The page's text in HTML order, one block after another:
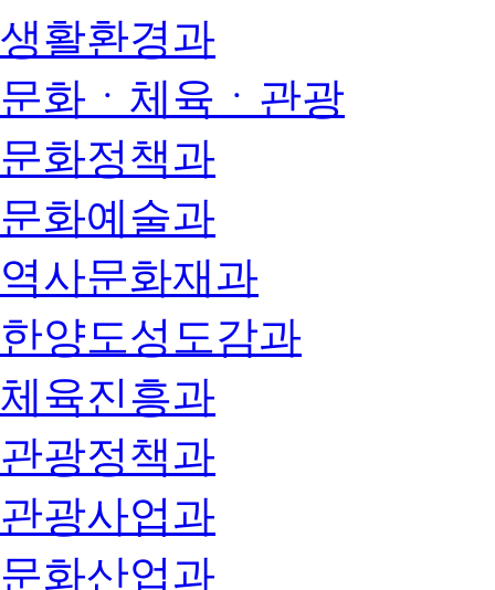
생활환경과
문화ㆍ체육ㆍ관광
문화정책과
문화예술과
역사문화재과
한양도성도감과
체육진흥과
관광정책과
관광사업과
문화산업과